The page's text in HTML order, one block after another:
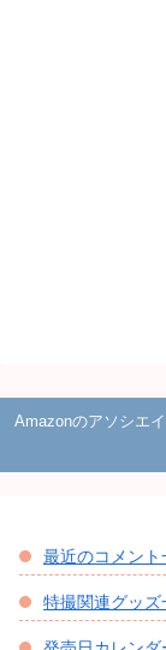
Amazonのアソシエ
最近のコメント
特撮関連グッズ